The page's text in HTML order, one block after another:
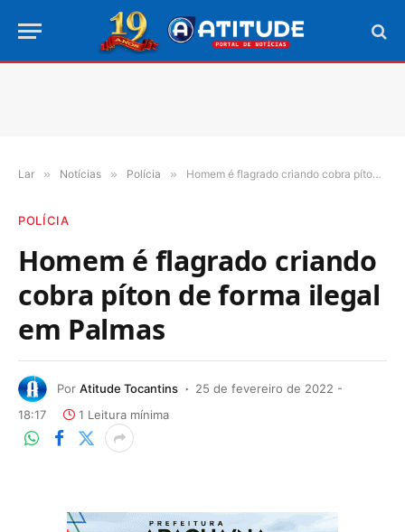
Lar » Notícias » Polícia » Homem é flagrado criando cobra píton de forma ilegal em Palmas
POLÍCIA
Homem é flagrado criando
cobra píton de forma ilegal
em Palmas
Por Atitude Tocantins
25 de fevereiro de 2022 -
18:17
1 Leitura mínima